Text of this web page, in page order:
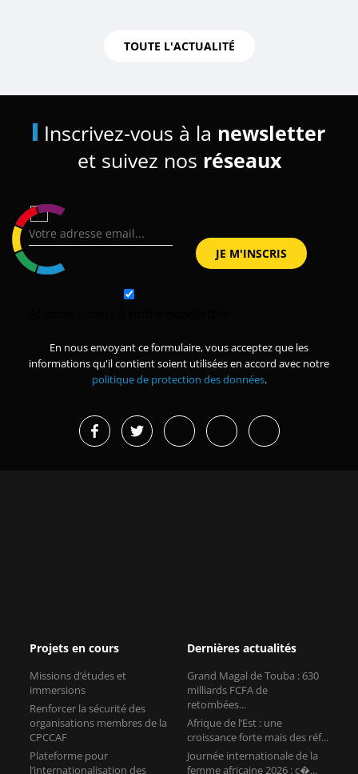
TOUTE L'ACTUALITÉ
Inscrivez-vous à la newsletter
et suivez nos réseaux
En nous envoyant ce formulaire, vous acceptez que les
informations qu'il contient soient utilisées en accord avec notre
politique de protection des données.
Projets en cours
Missions d’études et
immersions
Renforcer la sécurité des
organisations membres de la
CPCCAF
Plateforme pour
l’internationalisation des
Dernières actualités
Grand Magal de Touba : 630
milliards FCFA de
retombées...
Afrique de l’Est : une
croissance forte mais des réf...
Journée internationale de la
femme africaine 2026 : c�...